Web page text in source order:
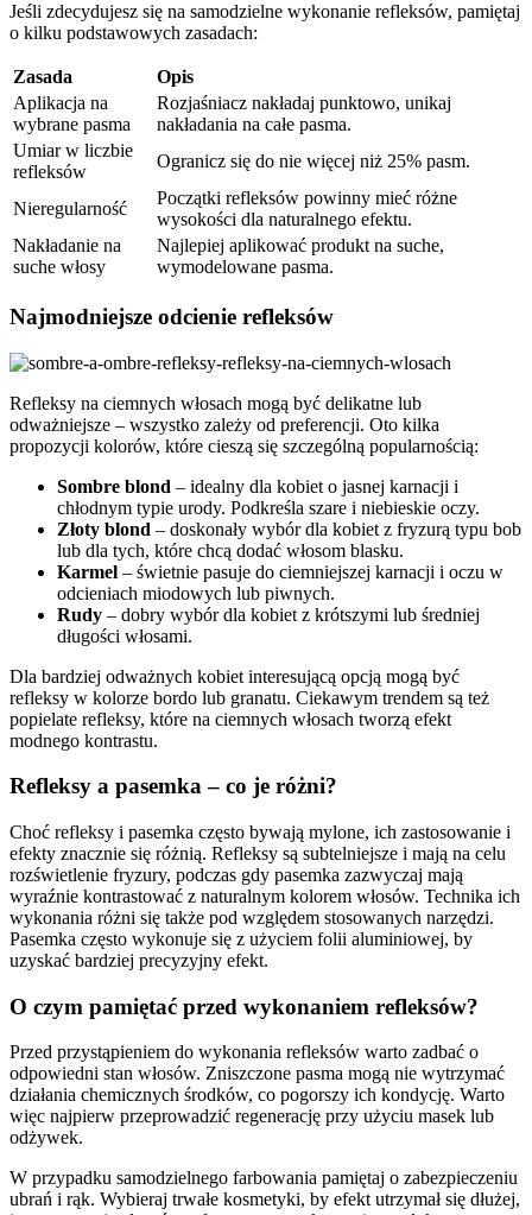
Jeśli zdecydujesz się na samodzielne wykonanie refleksów, pamiętaj
o kilku podstawowych zasadach:
Zasada
Opis
Aplikacja na
wybrane pasma
Rozjaśniacz nakładaj punktowo, unikaj
nakładania na całe pasma.
Umiar w liczbie
refleksów
Ogranicz się do nie więcej niż 25% pasm.
Nieregularność
Początki refleksów powinny mieć różne
wysokości dla naturalnego efektu.
Nakładanie na
suche włosy
Najlepiej aplikować produkt na suche,
wymodelowane pasma.
Najmodniejsze odcienie refleksów
Refleksy na ciemnych włosach mogą być delikatne lub
odważniejsze – wszystko zależy od preferencji. Oto kilka
propozycji kolorów, które cieszą się szczególną popularnością:
Sombre blond – idealny dla kobiet o jasnej karnacji i
chłodnym typie urody. Podkreśla szare i niebieskie oczy.
Złoty blond – doskonały wybór dla kobiet z fryzurą typu bob
lub dla tych, które chcą dodać włosom blasku.
Karmel – świetnie pasuje do ciemniejszej karnacji i oczu w
odcieniach miodowych lub piwnych.
Rudy – dobry wybór dla kobiet z krótszymi lub średniej
długości włosami.
Dla bardziej odważnych kobiet interesującą opcją mogą być
refleksy w kolorze bordo lub granatu. Ciekawym trendem są też
popielate refleksy, które na ciemnych włosach tworzą efekt
modnego kontrastu.
Refleksy a pasemka – co je różni?
Choć refleksy i pasemka często bywają mylone, ich zastosowanie i
efekty znacznie się różnią. Refleksy są subtelniejsze i mają na celu
rozświetlenie fryzury, podczas gdy pasemka zazwyczaj mają
wyraźnie kontrastować z naturalnym kolorem włosów. Technika ich
wykonania różni się także pod względem stosowanych narzędzi.
Pasemka często wykonuje się z użyciem folii aluminiowej, by
uzyskać bardziej precyzyjny efekt.
O czym pamiętać przed wykonaniem refleksów?
Przed przystąpieniem do wykonania refleksów warto zadbać o
odpowiedni stan włosów. Zniszczone pasma mogą nie wytrzymać
działania chemicznych środków, co pogorszy ich kondycję. Warto
więc najpierw przeprowadzić regenerację przy użyciu masek lub
odżywek.
W przypadku samodzielnego farbowania pamiętaj o zabezpieczeniu
ubrań i rąk. Wybieraj trwałe kosmetyki, by efekt utrzymał się dłużej,